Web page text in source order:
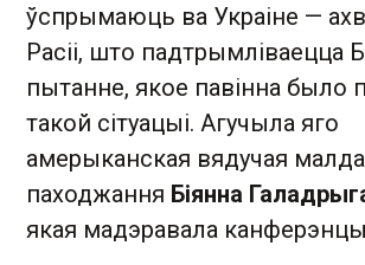
ўспрымаюць ва Украіне —
Расіі, што падтрымліваецца
пытанне, якое павінна было
такой сітуацыі. Агучыла яго
амерыканская вядучая
паходжання Біянна
якая мадэравала